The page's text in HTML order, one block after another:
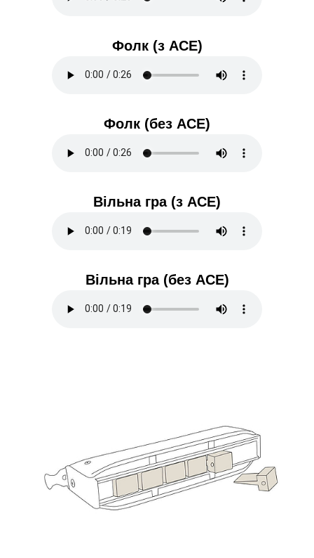
Фолк (з ACE)
Фолк (без ACE)
Вільна гра (з ACE)
Вільна гра (без ACE)